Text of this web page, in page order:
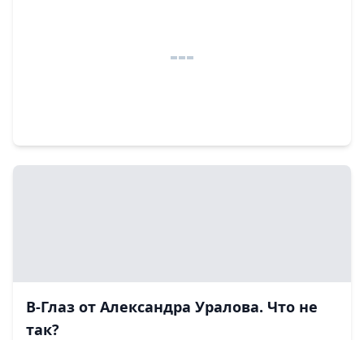
В-Глаз от Александра Уралова. Что не
так?